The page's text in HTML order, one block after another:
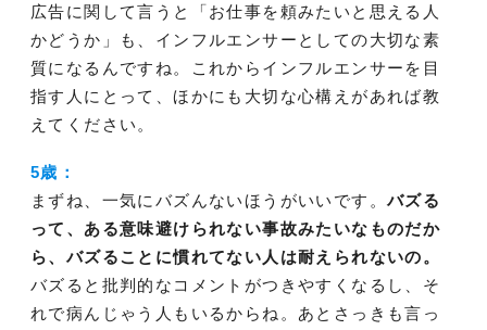
広告に関して言うと「お仕事を頼みたいと思える人
かどうか」も、インフルエンサーとしての大切な素
質になるんですね。これからインフルエンサーを目
指す人にとって、ほかにも大切な心構えがあれば教
えてください。
5歳：
まずね、一気にバズんないほうがいいです。バズる
って、ある意味避けられない事故みたいなものだか
ら、バズることに慣れてない人は耐えられないの。
バズると批判的なコメントがつきやすくなるし、そ
れで病んじゃう人もいるからね。あとさっきも言っ